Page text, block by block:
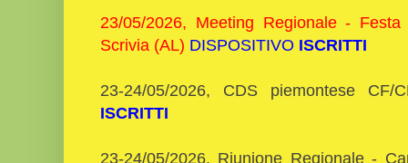
23/05/2026, Meeting Regionale -
Scrivia (AL) DISPOSITIVO ISCRITTI
23-24/05/2026, CDS piemontese CF/
ISCRITTI
23-24/05/2026, Riunione Regionale -